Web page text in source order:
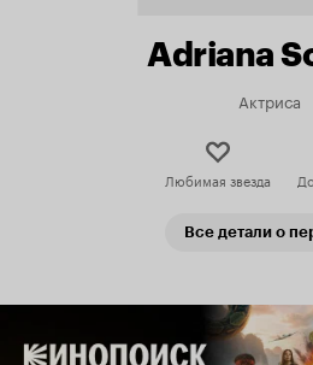
Adriana
Актриса
Любимая звезда
Все детали о